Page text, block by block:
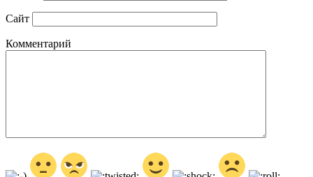
Сайт
Комментарий